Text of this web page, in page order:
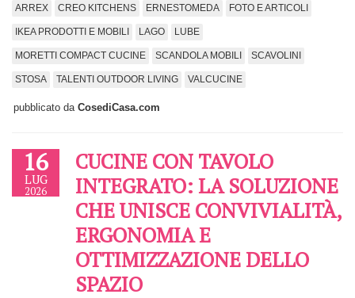
ARREX CREO KITCHENS ERNESTOMEDA FOTO E ARTICOLI
IKEA PRODOTTI E MOBILI LAGO LUBE
MORETTI COMPACT CUCINE SCANDOLA MOBILI SCAVOLINI
STOSA TALENTI OUTDOOR LIVING VALCUCINE
pubblicato da CosediCasa.com
16
LUG
2026
CUCINE CON TAVOLO
INTEGRATO: LA SOLUZIONE
CHE UNISCE CONVIVIALITÀ,
ERGONOMIA E
OTTIMIZZAZIONE DELLO
SPAZIO